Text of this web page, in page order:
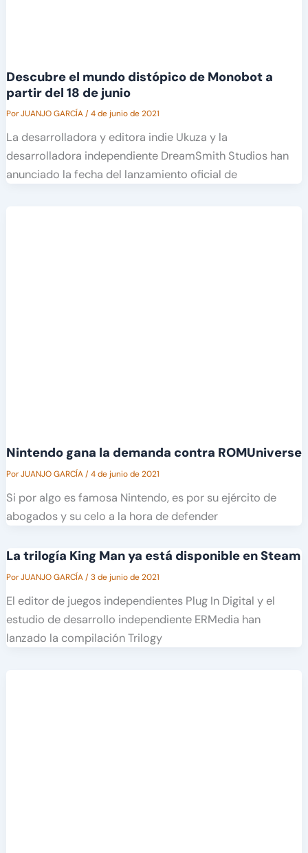
Descubre el mundo distópico de Monobot a
partir del 18 de junio
PorJUANJO GARCÍA/4 de junio de 2021
La desarrolladora y editora indie Ukuza y la
desarrolladora independiente DreamSmith Studios han
anunciado la fecha del lanzamiento oficial de
Nintendo gana la demanda contra ROMUniverse
PorJUANJO GARCÍA/4 de junio de 2021
Si por algo es famosa Nintendo, es por su ejército de
abogados y su celo a la hora de defender
La trilogía King Man ya está disponible en Steam
PorJUANJO GARCÍA/3 de junio de 2021
El editor de juegos independientes Plug In Digital y el
estudio de desarrollo independiente ERMedia han
lanzado la compilación Trilogy